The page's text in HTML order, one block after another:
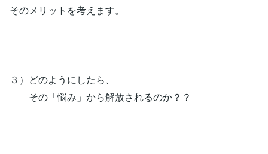
そのメリットを考えます。
３）どのようにしたら、
その「悩み」から解放されるのか？？